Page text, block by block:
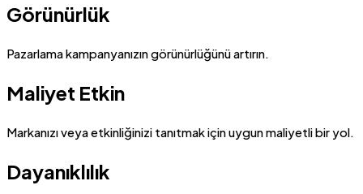
Görünürlük
Pazarlama kampanyanızın görünürlüğünü artırın.
Maliyet Etkin
Markanızı veya etkinliğinizi tanıtmak için uygun maliyetli bir yol.
Dayanıklılık